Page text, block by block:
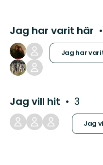
Jag har varit här
Jag har
Jag vill hit 3
Jag